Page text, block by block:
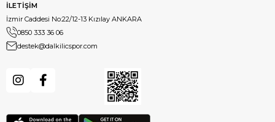
İLETİŞİM
İzmir Caddesi No:22/12-13 Kızılay ANKARA
0850 333 36 06
destek@dalkilicspor.com